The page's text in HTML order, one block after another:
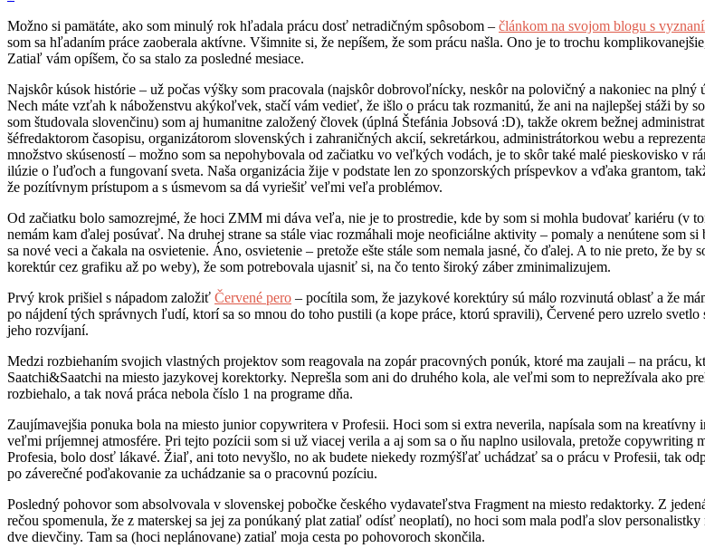
Možno si pamätáte, ako som minulý rok hľadala prácu dosť netradičným spôsobom – článkom na svojom blogu s
som sa hľadaním práce zaoberala aktívne. Všimnite si, že nepíšem, že som prácu našla. Ono je to trochu
Zatiaľ vám opíšem, čo sa stalo za posledné mesiace.
Najskôr kúsok histórie – už počas výšky som pracovala (najskôr dobrovoľnícky, neskôr na polovičný a nakoniec na
Nech máte vzťah k náboženstvu akýkoľvek, stačí vám vedieť, že išlo o prácu tak rozmanitú, že ani na najlepšej stáži by
som študovala slovenčinu) som aj humanitne založený človek (úplná Štefánia Jobsová :D), takže okrem bežnej
šéfredaktorom časopisu, organizátorom slovenských i zahraničných akcií, sekretárkou, administrátorkou webu a
množstvo skúseností – možno som sa nepohybovala od začiatku vo veľkých vodách, je to skôr také malé pieskovisko v
ilúzie o ľuďoch a fungovaní sveta. Naša organizácia žije v podstate len zo sponzorských príspevkov a vďaka grantom,
že pozítívnym prístupom a s úsmevom sa dá vyriešiť veľmi veľa problémov.
Od začiatku bolo samozrejmé, že hoci ZMM mi dáva veľa, nie je to prostredie, kde by som si mohla budovať kariéru (v
nemám kam ďalej posúvať. Na druhej strane sa stále viac rozmáhali moje neoficiálne aktivity – pomaly a nenútene som si
sa nové veci a čakala na osvietenie. Áno, osvietenie – pretože ešte stále som nemala jasné, čo ďalej. A to nie preto, že
korektúr cez grafiku až po weby), že som potrebovala ujasniť si, na čo tento široký záber zminimalizujem.
Prvý krok prišiel s nápadom založiť Červené pero – pocítila som, že jazykové korektúry sú málo rozvinutá oblasť a že
po nájdení tých správnych ľudí, ktorí sa so mnou do toho pustili (a kope práce, ktorú spravili), Červené pero uzrelo
jeho rozvíjaní.
Medzi rozbiehaním svojich vlastných projektov som reagovala na zopár pracovných ponúk, ktoré ma zaujali – na
Saatchi&Saatchi na miesto jazykovej korektorky. Neprešla som ani do druhého kola, ale veľmi som to neprežívala ako
rozbiehalo, a tak nová práca nebola číslo 1 na programe dňa.
Zaujímavejšia ponuka bola na miesto junior copywritera v Profesii. Hoci som si extra neverila, napísala som na
veľmi príjemnej atmosfére. Pri tejto pozícii som si už viacej verila a aj som sa o ňu naplno usilovala, pretože
Profesia, bolo dosť lákavé. Žiaľ, ani toto nevyšlo, no ak budete niekedy rozmýšľať uchádzať sa o prácu v Profesii, tak
po záverečné poďakovanie za uchádzanie sa o pracovnú pozíciu.
Posledný pohovor som absolvovala v slovenskej pobočke českého vydavateľstva Fragment na miesto redaktorky. Z
rečou spomenula, že z materskej sa jej za ponúkaný plat zatiaľ odísť neoplatí), no hoci som mala podľa slov
dve dievčiny. Tam sa (hoci neplánovane) zatiaľ moja cesta po pohovoroch skončila.